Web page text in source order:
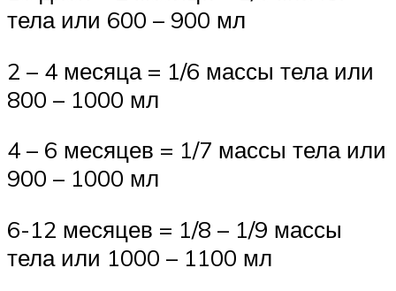
тела или 600 – 900 мл
2 – 4 месяца = 1/6 массы тела или
800 – 1000 мл
4 – 6 месяцев = 1/7 массы тела или
900 – 1000 мл
6-12 месяцев = 1/8 – 1/9 массы
тела или 1000 – 1100 мл